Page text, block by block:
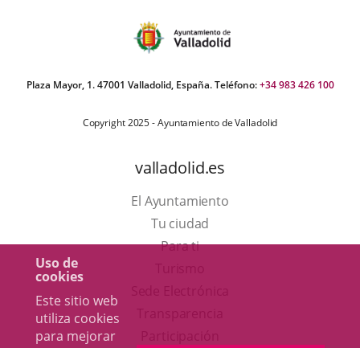
Uso de
cookies
Este sitio web
utiliza cookies
para mejorar
Plaza Mayor, 1. 47001 Valladolid, España. Teléfono:+34 983 426 100
Copyright 2025 - Ayuntamiento de Valladolid
valladolid.es
El Ayuntamiento
Tu ciudad
Para ti